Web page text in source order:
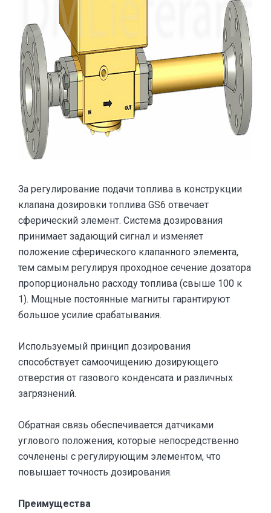
За регулирование подачи топлива в конструкции
клапана дозировки топлива GS6 отвечает
сферический элемент. Система дозирования
принимает задающий сигнал и изменяет
положение сферического клапанного элемента,
тем самым регулируя проходное сечение дозатора
пропорционально расходу топлива (свыше 100 к
1). Мощные постоянные магниты гарантируют
большое усилие срабатывания.
Используемый принцип дозирования
способствует самоочищению дозирующего
отверстия от газового конденсата и различных
загрязнений.
Обратная связь обеспечивается датчиками
углового положения, которые непосредственно
сочленены с регулирующим элементом, что
повышает точность дозирования.
Преимущества